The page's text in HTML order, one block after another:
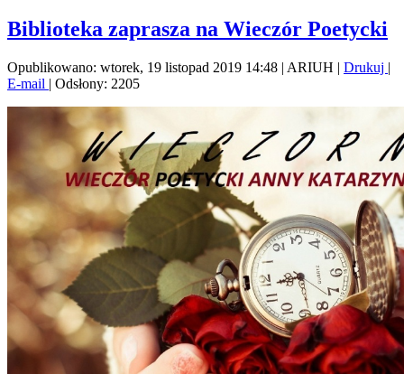
Biblioteka zaprasza na Wieczór Poetycki
Opublikowano: wtorek, 19 listopad 2019 14:48 | ARIUH | Drukuj |
E-mail | Odsłony: 2205